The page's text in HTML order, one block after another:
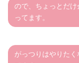
ので、ちょっとだ
ってます。
がっつりはやりたく